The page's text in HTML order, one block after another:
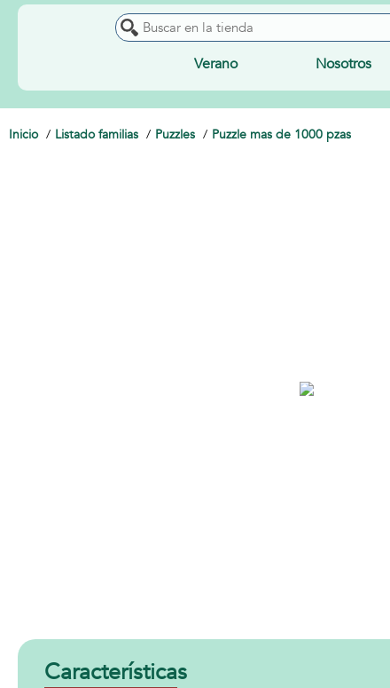
Verano Nosotros
Inicio Listado familias Puzzles Puzzle mas de 1000 pzas
Características